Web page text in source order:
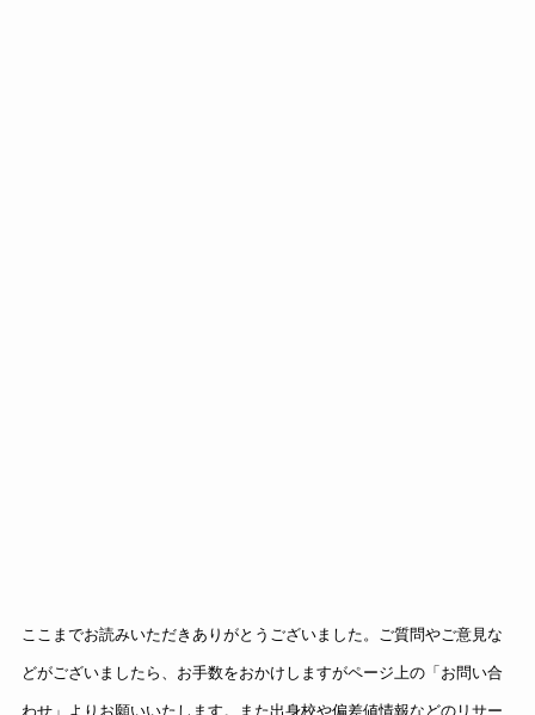
ここまでお読みいただきありがとうございました。ご質問やご意見な
どがございましたら、お手数をおかけしますがページ上の「お問い合
わせ」よりお願いいたします。また出身校や偏差値情報などのリサー